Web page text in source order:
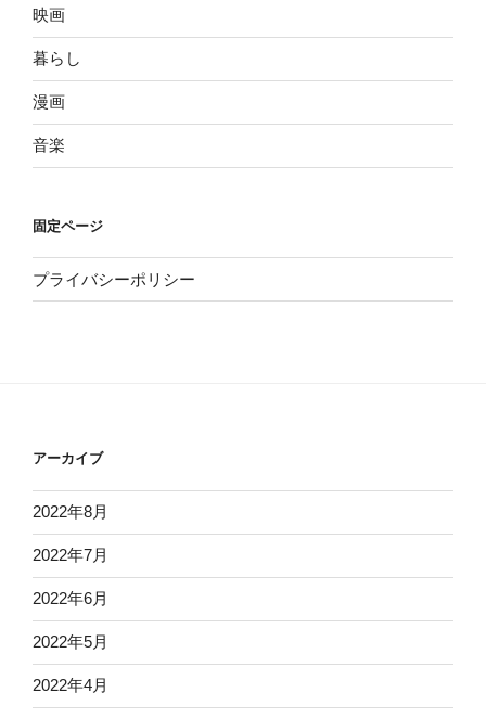
映画
暮らし
漫画
音楽
固定ページ
プライバシーポリシー
アーカイブ
2022年8月
2022年7月
2022年6月
2022年5月
2022年4月